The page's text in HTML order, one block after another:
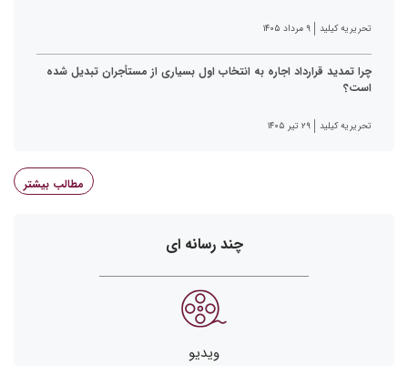
تحریریه کیلید ۹ مرداد ۱۴۰۵
چرا تمدید قرارداد اجاره به انتخاب اول بسیاری از مستأجران تبدیل شده
است؟
تحریریه کیلید ۲۹ تیر ۱۴۰۵
مطالب بیشتر
چند رسانه ای
ویدیو